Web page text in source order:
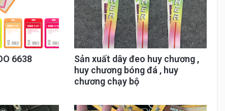
6638
Sản xuất dây đeo huy chương ,
huy chương bóng đá , huy
chương chạy bộ